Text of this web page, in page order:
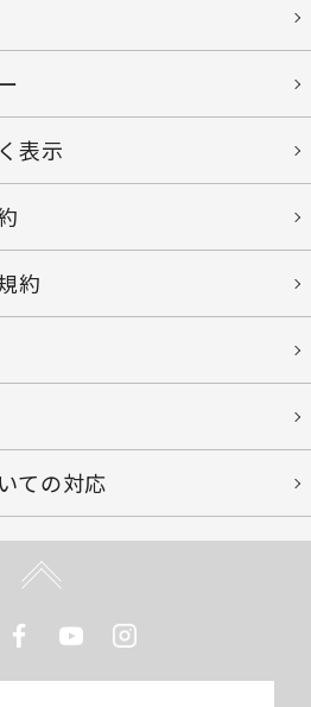
表示
約
ての対応
TwitterFacebookYoutube